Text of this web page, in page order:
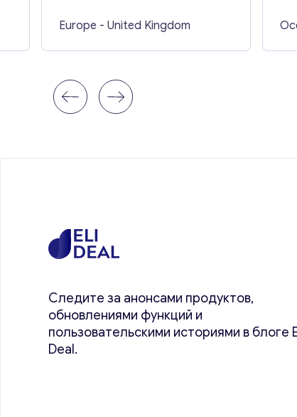
Europe - United Kingdom
Следите за анонсами продуктов,
обновлениями функций и
пользовательскими историями в блоге
Deal.